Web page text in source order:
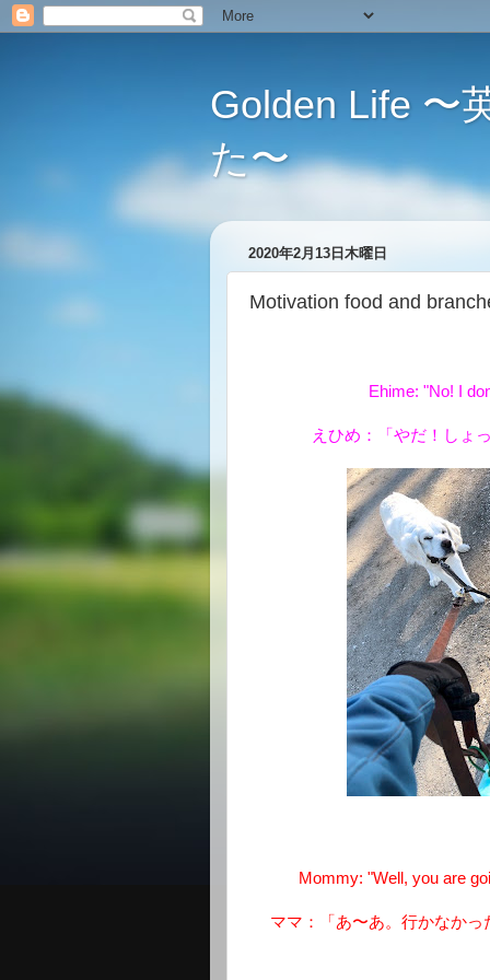
Golden Life 〜
た〜
2020年2月13日木曜日
Motivation food and
Ehime: "No! I
えひめ：「やだ！しょ
Mommy: "Well, you are
ママ：「あ〜あ。行かなか